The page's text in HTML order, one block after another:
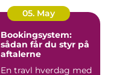
05. May
Bookingsystem:
sådan får du styr på
aftalerne
En travl hverdag med